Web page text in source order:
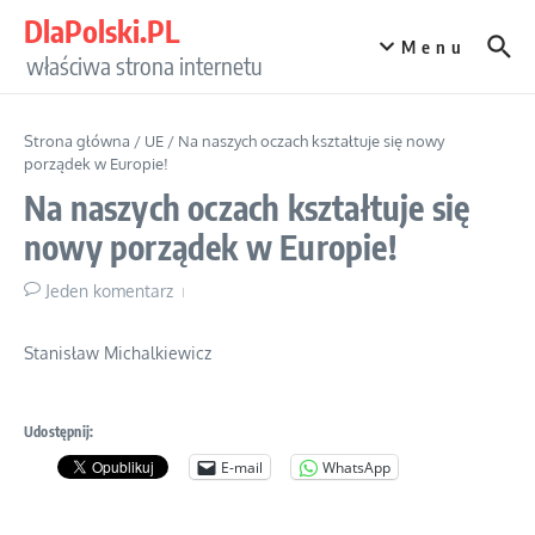
DlaPolski.PL
właściwa strona internetu
Menu
Strona główna / UE / Na naszych oczach kształtuje się nowy
porządek w Europie!
Na naszych oczach kształtuje się
nowy porządek w Europie!
Jeden komentarz
Stanisław Michalkiewicz
Udostępnij:
E-mail WhatsApp